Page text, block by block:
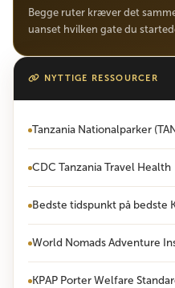
Begge ruter kræver det
uanset hvilken gate du
NYTTIGE RESSOURCER
Tanzania Nationalparker
CDC Tanzania Travel Health
Bedste tidspunkt på bedste
World Nomads Adventure
KPAP Porter Welfare